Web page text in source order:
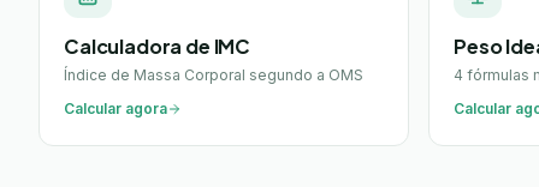
Calculadora de IMC
Índice de Massa Corporal segundo a OMS
Calcular agora
Peso
4 fórmulas
Calcular